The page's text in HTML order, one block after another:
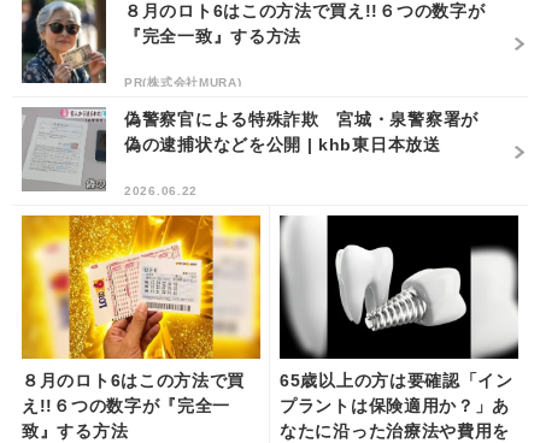
８月のロト6はこの方法で買え!!６つの数字が
『完全一致』する方法
PR(株式会社MURA)
偽警察官による特殊詐欺 宮城・泉警察署が
偽の逮捕状などを公開 | khb東日本放送
2026.06.22
８月のロト6はこの方法で買
え!!６つの数字が『完全一
致』する方法
65歳以上の方は要確認「イン
プラントは保険適用か？」あ
なたに沿った治療法や費用を